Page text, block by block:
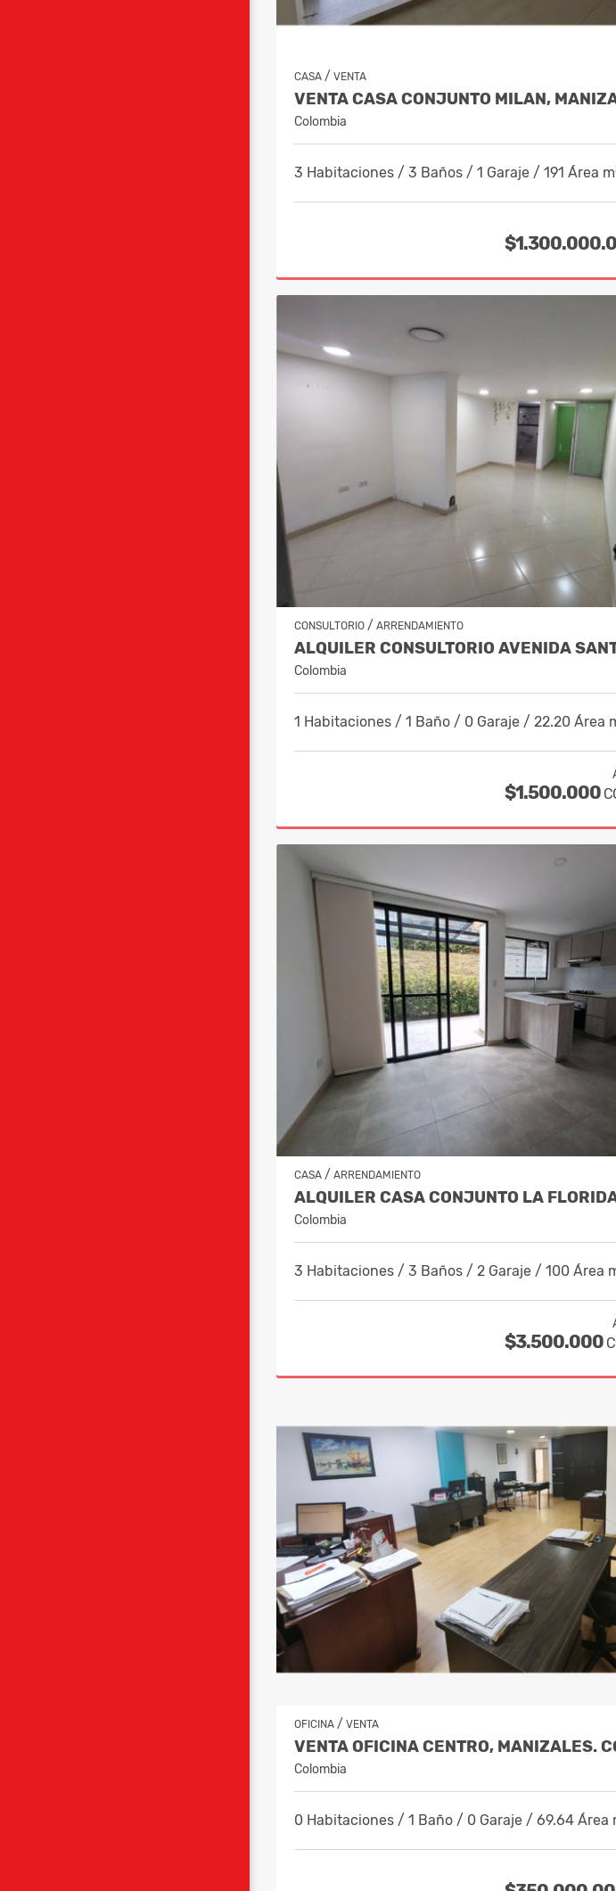
CASA / VENTA
Colombia
3 Habitaciones / 3 Baños / 1 Garaje / 191 Área m
CONSULTORIO / ARRENDAMIENTO
Colombia
1 Habitaciones / 1 Baño / 0 Garaje / 22.20 Área
$1.500.000
CASA / ARRENDAMIENTO
Colombia
3 Habitaciones / 3 Baños / 2 Garaje / 100 Área
$3.500.000
OFICINA / VENTA
Colombia
0 Habitaciones / 1 Baño / 0 Garaje / 69.64 Área